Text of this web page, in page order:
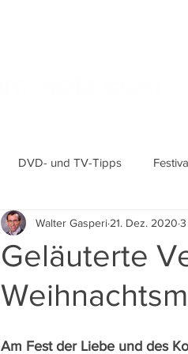
DVD- und TV-Tipps
Geläuterte
Walter Gasperi 21. Dez. 2020
Am Fest der Liebe und des